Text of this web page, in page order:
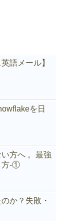
語メール】
を日
方へ 。最強
方-①
か？失敗・